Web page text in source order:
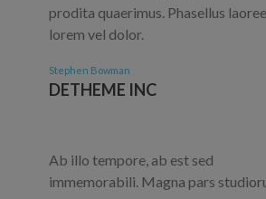
prodita quaerimus. Phasellus
lorem vel dolor.
Stephen Bowman
DETHEME INC
Ab illo tempore, ab est sed
immemorabili. Magna pars